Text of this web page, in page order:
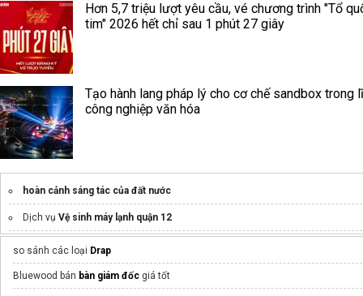
Hơn 5,7 triệu lượt yêu cầu, vé chương trình "Tổ
tim" 2026 hết chỉ sau 1 phút 27 giây
Tạo hành lang pháp lý cho cơ chế sandbox trong
công nghiệp văn hóa
hoàn cảnh sáng tác của đất nước
Dịch vụ Vệ sinh máy lạnh quận 12
Điều trị loạn khuẩn đường ruột
máy sản xuất đậu phụ
so sánh các loại Drap
Bluewood bán bàn giám đốc giá tốt